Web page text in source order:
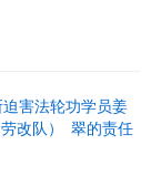
改队）
害法轮功学员姜
翠的责任